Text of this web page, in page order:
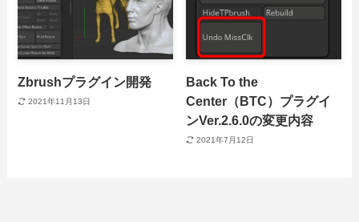
Zbrushプラグイン開発
2021年11月13日
Back To the
Center（BTC）プラグイ
ンVer.2.6.0の変更内容
2021年7月12日